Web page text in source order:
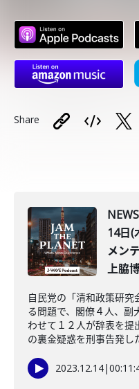
Share
14日(
メン
上脇
自民党の「清和政策研究
る問題で、閣僚４人、副
わせて１２人が辞表を提
の裏金疑惑を刑事告発し
2023.12.14|